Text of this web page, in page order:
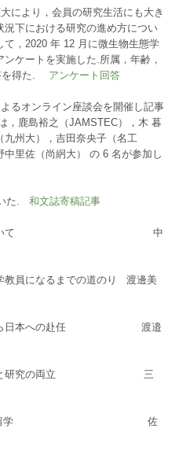
により，会員の研究生活にも大き
下における研究の進め方につい
，2020 年 12 月に微生物生態学
ケートを実施した.所属，年齢，
を得た. アンケート回答
るオンライン座談会を開催し記事
，鹿島裕之（JAMSTEC），木 暮
州大），吉田奈央子（名工
里佐（尚絅大） の 6 名が参加し
た. 和文誌寄稿記事
究生活について 中
教員になるまでの道のり 渡邊美
ツから日本への赴任 渡邉
子育てと研究の両立 三
行時の米国留学 佐